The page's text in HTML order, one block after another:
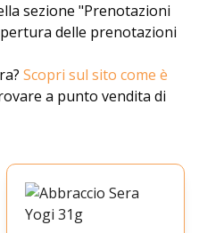
sezione "Prenotazioni
delle prenotazioni
Scopri sul sito come è
a punto vendita di